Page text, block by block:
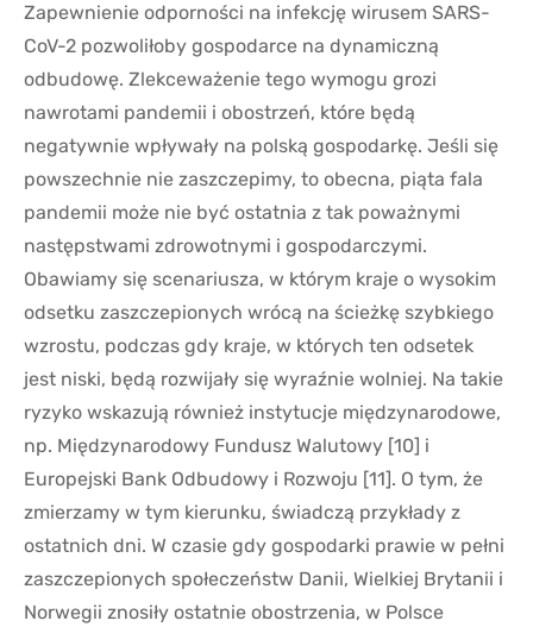
Zapewnienie odporności na infekcję wirusem SARS-
CoV-2 pozwoliłoby gospodarce na dynamiczną
odbudowę. Zlekceważenie tego wymogu grozi
nawrotami pandemii i obostrzeń, które będą
negatywnie wpływały na polską gospodarkę. Jeśli się
powszechnie nie zaszczepimy, to obecna, piąta fala
pandemii może nie być ostatnia z tak poważnymi
następstwami zdrowotnymi i gospodarczymi.
Obawiamy się scenariusza, w którym kraje o wysokim
odsetku zaszczepionych wrócą na ścieżkę szybkiego
wzrostu, podczas gdy kraje, w których ten odsetek
jest niski, będą rozwijały się wyraźnie wolniej. Na takie
ryzyko wskazują również instytucje międzynarodowe,
np. Międzynarodowy Fundusz Walutowy [10] i
Europejski Bank Odbudowy i Rozwoju [11]. O tym, że
zmierzamy w tym kierunku, świadczą przykłady z
ostatnich dni. W czasie gdy gospodarki prawie w pełni
zaszczepionych społeczeństw Danii, Wielkiej Brytanii i
Norwegii znosiły ostatnie obostrzenia, w Polsce